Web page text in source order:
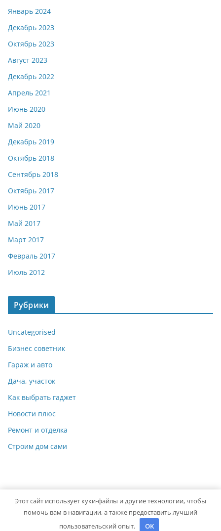
Январь 2024
Декабрь 2023
Октябрь 2023
Август 2023
Декабрь 2022
Апрель 2021
Июнь 2020
Май 2020
Декабрь 2019
Октябрь 2018
Сентябрь 2018
Октябрь 2017
Июнь 2017
Май 2017
Март 2017
Февраль 2017
Июль 2012
Рубрики
Uncategorised
Бизнес советник
Гараж и авто
Дача, участок
Как выбрать гаджет
Новости плюс
Ремонт и отделка
Строим дом сами
Copyright © 2026 Мастер на Все Руки. Powered byColorMag
Этот сайт использует куки-файлы и другие технологии, чтобы
помочь вам в навигации, а также предоставить лучший
пользовательский опыт.
OK